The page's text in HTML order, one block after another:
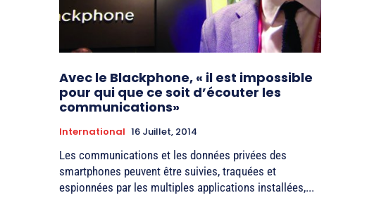
Avec le Blackphone, « il est impossible
pour qui que ce soit d’écouter les
communications»
International 16 Juillet, 2014
Les communications et les données privées des
smartphones peuvent être suivies, traquées et
espionnées par les multiples applications installées,...